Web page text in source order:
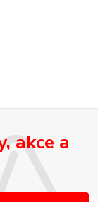
akce a